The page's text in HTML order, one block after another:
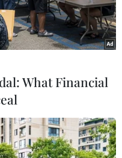
What Financial